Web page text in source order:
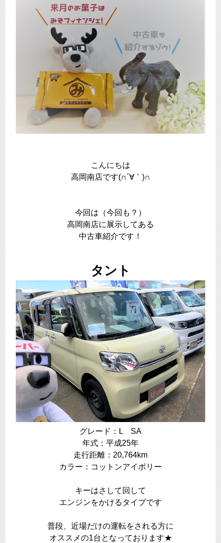
こんにちは
高岡南店です(∩´∀｀)∩
今回は（今回も？）
高岡南店に展示してある
中古車紹介です！
タント
グレード：L SA
年式：平成25年
走行距離：20,764km
カラー：コットンアイボリー
キーはさして回して
エンジンをかけるタイプです
普段、近場だけの運転をされる方に
オススメの1台となっております★